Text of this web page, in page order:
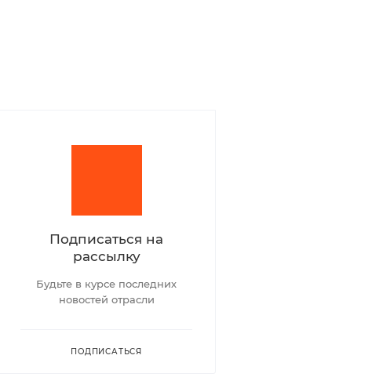
Подписаться на
рассылку
Будьте в курсе последних
новостей отрасли
ПОДПИСАТЬСЯ